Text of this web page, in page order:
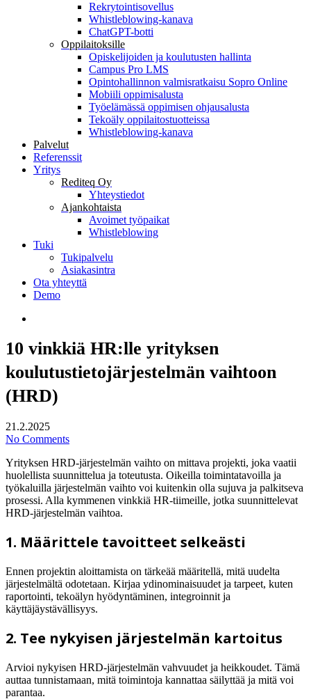
Rekrytointisovellus
Whistleblowing-kanava
ChatGPT-botti
Oppilaitoksille
Opiskelijoiden ja koulutusten hallinta
Campus Pro LMS
Opintohallinnon valmisratkaisu Sopro Online
Mobiili oppimisalusta
Työelämässä oppimisen ohjausalusta
Tekoäly oppilaitostuotteissa
Whistleblowing-kanava
Palvelut
Referenssit
Yritys
Rediteq Oy
Yhteystiedot
Ajankohtaista
Avoimet työpaikat
Whistleblowing
Tuki
Tukipalvelu
Asiakasintra
Ota yhteyttä
Demo
10 vinkkiä HR:lle yrityksen
koulutustietojärjestelmän vaihtoon
(HRD)
21.2.2025
No Comments
Yrityksen HRD-järjestelmän vaihto on mittava projekti, joka vaatii
huolellista suunnittelua ja toteutusta. Oikeilla toimintatavoilla ja
työkaluilla järjestelmän vaihto voi kuitenkin olla sujuva ja palkitseva
prosessi. Alla kymmenen vinkkiä HR-tiimeille, jotka suunnittelevat
HRD-järjestelmän vaihtoa.
1. Määrittele tavoitteet selkeästi
Ennen projektin aloittamista on tärkeää määritellä, mitä uudelta
järjestelmältä odotetaan. Kirjaa ydinominaisuudet ja tarpeet, kuten
raportointi, tekoälyn hyödyntäminen, integroinnit ja
käyttäjäystävällisyys.
2. Tee nykyisen järjestelmän kartoitus
Arvioi nykyisen HRD-järjestelmän vahvuudet ja heikkoudet. Tämä
auttaa tunnistamaan, mitä toimintoja kannattaa säilyttää ja mitä voi
parantaa.